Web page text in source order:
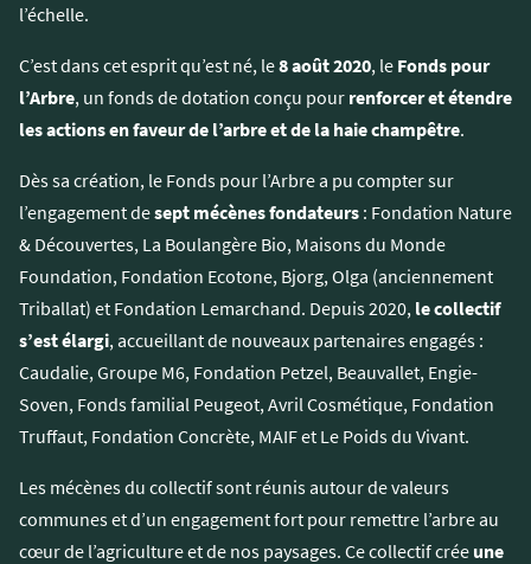
l’échelle.
C’est dans cet esprit qu’est né, le8 août 2020, le Fonds pour
l’Arbre, un fonds de dotation conçu pour renforcer et étendre
les actions en faveur de l’arbre et de la haie champêtre.
Dès sa création, le Fonds pour l’Arbre a pu compter sur
l’engagement desept mécènes fondateurs : Fondation Nature
& Découvertes, La Boulangère Bio, Maisons du Monde
Foundation, Fondation Ecotone, Bjorg, Olga (anciennement
Triballat) et Fondation Lemarchand. Depuis 2020, le collectif
s’est élargi, accueillant de nouveaux partenaires engagés :
Caudalie, Groupe M6, Fondation Petzel, Beauvallet, Engie-
Soven, Fonds familial Peugeot, Avril Cosmétique, Fondation
Truffaut, Fondation Concrète, MAIF et Le Poids du Vivant.
Les mécènes du collectif sont réunis autour de valeurs
communes et d’un engagement fort pour remettre l’arbre au
cœur de l’agriculture et de nos paysages. Ce collectif crée une